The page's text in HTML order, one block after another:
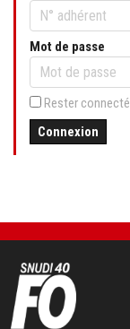
Mot de passe
Rester connecté
Connexion